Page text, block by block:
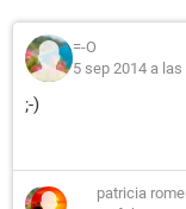
=-O
5 sep 2014 a las
;-)
patricia